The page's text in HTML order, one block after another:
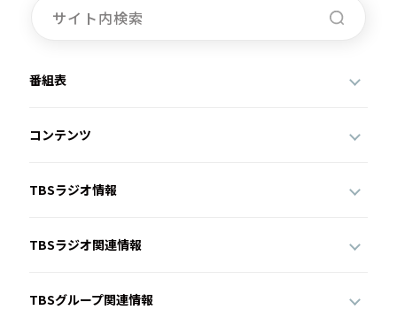
番組表
コンテンツ
TBSラジオ情報
TBSラジオ関連情報
TBSグループ関連情報